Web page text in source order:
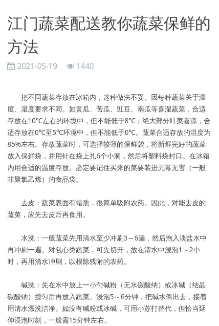
江门蔬菜配送教你蔬菜保鲜的
方法
2021-05-19 1440
把不同蔬菜存放在冰箱内，这种做法不妥。因每种蔬菜关于温
度、湿度要求不同。如黄瓜、苦瓜、豇豆、南瓜等喜湿蔬菜，合适
存放在10℃左右的环境中，但不能低于8℃；绝大部分叶菜喜凉，合
适存放在0℃至5℃环境中，但不能低于0℃。蔬菜合适存放的湿度为
85%左右。存放蔬菜时，可选择较薄的保鲜袋，将新鲜完好的蔬菜
放入保鲜袋，并用针在袋上扎6个小洞，然后将塑料袋封口。在冰箱
内用合适的温度存放。必定要记住买来的菜要装进无毒无害（一般
非聚氯乙烯）的食品袋。
去皮：蔬菜表面有蜡质，很简单吸附农药。因此，对能去皮的
蔬菜，应先去皮后再食用。
水洗：一般蔬菜先用清水至少冲刷3～6遍，然后泡入淡盐水中
再冲刷一遍。对包心类蔬菜，可先切开，放在清水中浸泡1～2小
时，再用清水冲刷，以根除残附的农药。
碱洗：先在水中放上一小勺碱粉（无水碳酸纳）或冰碱（结晶
碳酸钠）搅匀后再放入蔬菜。浸泡5～6分钟，把碱水倒出去，接着
用清水漂洗洁净。如没有碱粉或冰碱，可用小苏打替代，但恰当延
伸浸泡时刻，一般需15分钟左右。